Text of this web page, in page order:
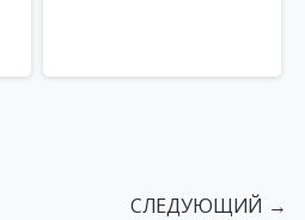
СЛЕДУЮЩИЙ →